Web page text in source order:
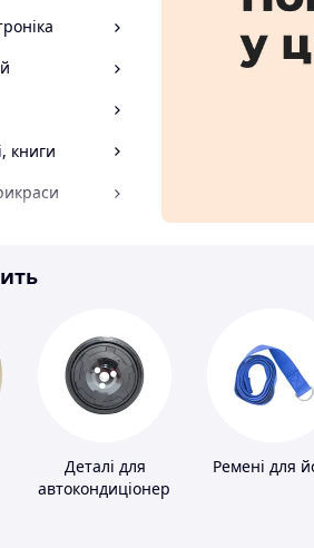
книги
Деталі для
автокондиціонерів
Ремені для